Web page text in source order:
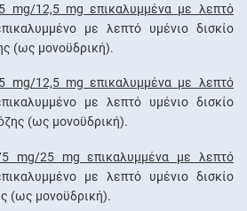
mg/12,5 mg επικαλυμμένα με λεπτό
με λεπτό υμένιο δισκίο
(ως μονοϋδρική).
mg/12,5 mg επικαλυμμένα με λεπτό
με λεπτό υμένιο δισκίο
(ως μονοϋδρική).
mg/25 mg επικαλυμμένα με λεπτό
με λεπτό υμένιο δισκίο
(ως μονοϋδρική).